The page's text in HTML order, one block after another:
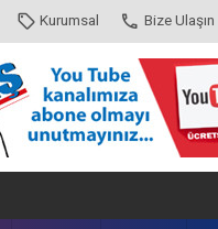
Kurumsal Bize Ulaşın